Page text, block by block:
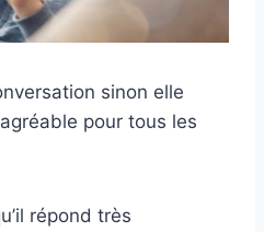
sinon elle
pour tous les
répond très